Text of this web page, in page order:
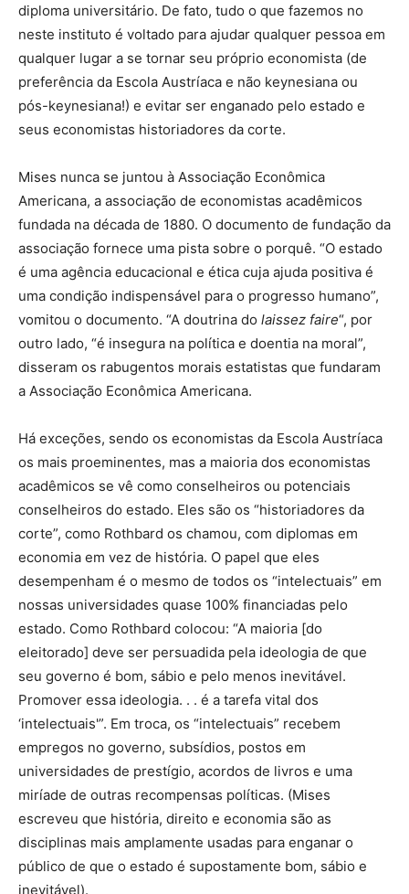
diploma universitário. De fato, tudo o que fazemos no
neste instituto é voltado para ajudar qualquer pessoa em
qualquer lugar a se tornar seu próprio economista (de
preferência da Escola Austríaca e não keynesiana ou
pós-keynesiana!) e evitar ser enganado pelo estado e
seus economistas historiadores da corte.
Mises nunca se juntou à Associação Econômica
Americana, a associação de economistas acadêmicos
fundada na década de 1880. O documento de fundação da
associação fornece uma pista sobre o porquê. “O estado
é uma agência educacional e ética cuja ajuda positiva é
uma condição indispensável para o progresso humano”,
vomitou o documento. “A doutrina do laissez faire“, por
outro lado, “é insegura na política e doentia na moral”,
disseram os rabugentos morais estatistas que fundaram
a Associação Econômica Americana.
Há exceções, sendo os economistas da Escola Austríaca
os mais proeminentes, mas a maioria dos economistas
acadêmicos se vê como conselheiros ou potenciais
conselheiros do estado. Eles são os “historiadores da
corte”, como Rothbard os chamou, com diplomas em
economia em vez de história. O papel que eles
desempenham é o mesmo de todos os “intelectuais” em
nossas universidades quase 100% financiadas pelo
estado. Como Rothbard colocou: “A maioria [do
eleitorado] deve ser persuadida pela ideologia de que
seu governo é bom, sábio e pelo menos inevitável.
Promover essa ideologia. . . é a tarefa vital dos
‘intelectuais'”. Em troca, os “intelectuais” recebem
empregos no governo, subsídios, postos em
universidades de prestígio, acordos de livros e uma
miríade de outras recompensas políticas. (Mises
escreveu que história, direito e economia são as
disciplinas mais amplamente usadas para enganar o
público de que o estado é supostamente bom, sábio e
inevitável).